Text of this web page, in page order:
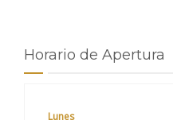
Horario de Apertura
Lunes